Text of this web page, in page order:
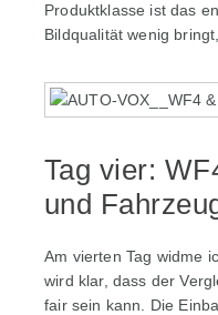
Produktklasse ist das
Bildqualität wenig
Tag vier:
und
Am vierten Tag widme
wird klar, dass der
fair sein kann. Die